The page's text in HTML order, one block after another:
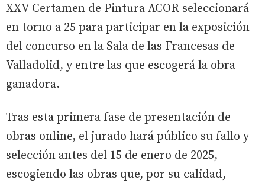
XXV Certamen de Pintura ACOR seleccionará
en torno a 25 para participar en la exposición
del concurso en la Sala de las Francesas de
Valladolid, y entre las que escogerá la obra
ganadora.
Tras esta primera fase de presentación de
obras online, el jurado hará público su fallo y
selección antes del 15 de enero de 2025,
escogiendo las obras que, por su calidad,